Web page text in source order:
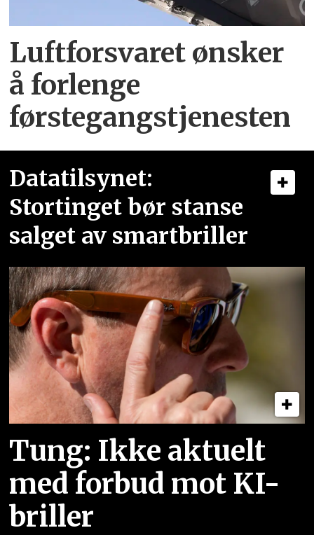
Luftforsvaret ønsker
å forlenge
førstegangstjenesten
Datatilsynet:
Stortinget bør stanse
salget av smartbriller
Tung: Ikke aktuelt
med forbud mot KI-
briller